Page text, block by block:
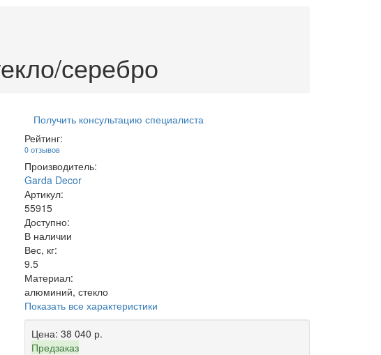
серебро
Получить консультацию специалиста
Рейтинг:
0 отзывов
Производитель:
Garda Decor
Артикул:
55915
Доступно:
В наличии
Вес, кг:
9.5
Материал:
алюминий, стекло
Показать все характеристики
Цена: 38 040 р.
Предзаказ